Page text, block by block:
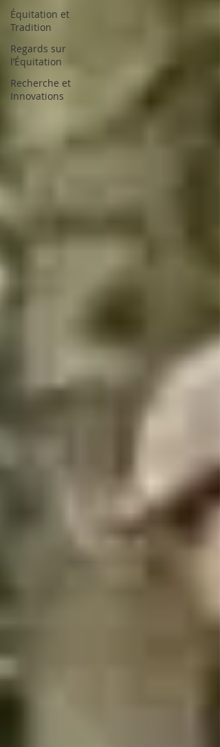
Équitation et
Tradition
Regards sur
l’Équitation
Recherche et
Innovations